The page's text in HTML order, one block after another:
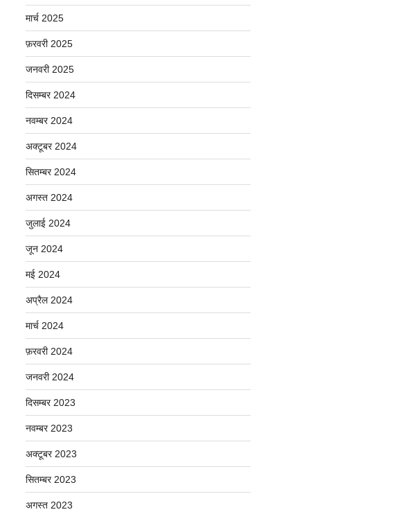
मार्च 2025
फ़रवरी 2025
जनवरी 2025
दिसम्बर 2024
नवम्बर 2024
अक्टूबर 2024
सितम्बर 2024
अगस्त 2024
जुलाई 2024
जून 2024
मई 2024
अप्रैल 2024
मार्च 2024
फ़रवरी 2024
जनवरी 2024
दिसम्बर 2023
नवम्बर 2023
अक्टूबर 2023
सितम्बर 2023
अगस्त 2023